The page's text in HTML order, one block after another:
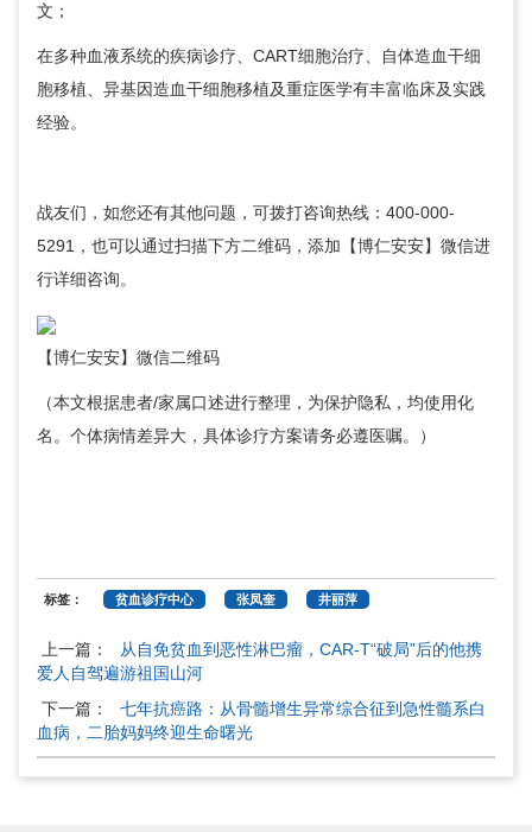
文；
在多种血液系统的疾病诊疗、CART细胞治疗、自体造血干细
胞移植、异基因造血干细胞移植及重症医学有丰富临床及实践
经验。
战友们，如您还有其他问题，可拨打咨询热线：400-000-
5291，也可以通过扫描下方二维码，添加【博仁安安】微信进
行详细咨询。
【博仁安安】微信二维码
（本文根据患者/家属口述进行整理，为保护隐私，均使用化
名。个体病情差异大，具体诊疗方案请务必遵医嘱。）
标签： 贫血诊疗中心 张凤奎 井丽萍
上一篇：
从自免贫血到恶性淋巴瘤，CAR-T“破局”后的他携
爱人自驾遍游祖国山河
下一篇：
七年抗癌路：从骨髓增生异常综合征到急性髓系白
血病，二胎妈妈终迎生命曙光